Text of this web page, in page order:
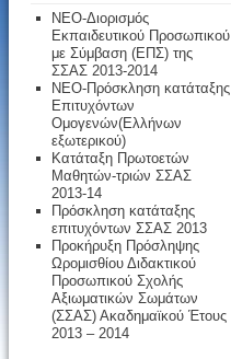
ΝΕΟ-Διορισμός
Εκπαιδευτικού Προσωπικού
με Σύμβαση (ΕΠΣ) της
ΣΣΑΣ 2013-2014
ΝΕΟ-Πρόσκληση κατάταξης
Επιτυχόντων
Ομογενών(Ελλήνων
εξωτερικού)
Κατάταξη Πρωτοετών
Μαθητών-τριών ΣΣΑΣ
2013-14
Πρόσκληση κατάταξης
επιτυχόντων ΣΣΑΣ 2013
Προκήρυξη Πρόσληψης
Ωρομισθίου Διδακτικού
Προσωπικού Σχολής
Αξιωματικών Σωμάτων
(ΣΣΑΣ) Ακαδημαϊκού Έτους
2013 – 2014